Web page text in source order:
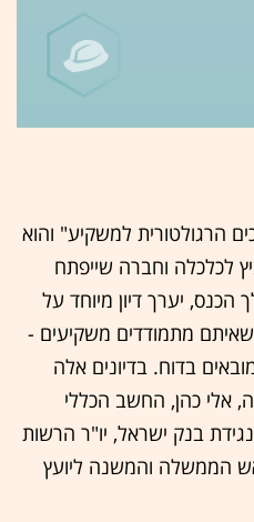
הרגולטורית למשקיע" והוא
לכלכלה וחברה שייפתח
במהלך הכנס, יערך דיון מיוחד על
מתמודדים משקיעים -
בדוח. בדיונים אלה
אלי כהן, החשב הכללי
בנק ישראל, יו"ר הרשות
הממשלה והמשנה ליועץ